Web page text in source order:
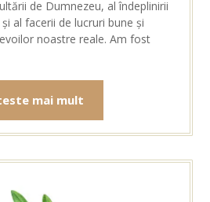
de Dumnezeu, al îndeplinirii
al facerii de lucruri bune și
noastre reale. Am fost
mai mult